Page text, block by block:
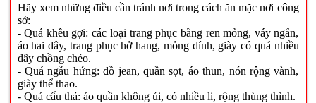
Hãy xem những điều cần tránh nơi trong cách ăn mặc nơi công
sở:
- Quá khêu gợi: các loại trang phục bằng ren mỏng, váy ngắn,
áo hai dây, trang phục hở hang, mỏng dính, giày có quá nhiều
dây chồng chéo.
- Quá ngẫu hứng: đồ jean, quần sọt, áo thun, nón rộng vành,
giày thể thao.
- Quá cẩu thả: áo quần không ủi, có nhiều li, rộng thùng thình.